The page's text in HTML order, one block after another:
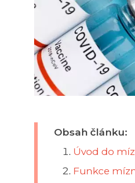
Obsah článku:
Úvod do
Funkce